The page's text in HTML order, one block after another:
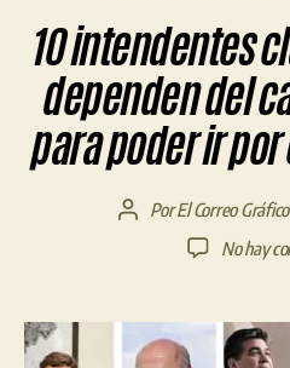
10 intendentes
dependen del
para poder ir
AutorPorEl Correo Gráfico
No hay